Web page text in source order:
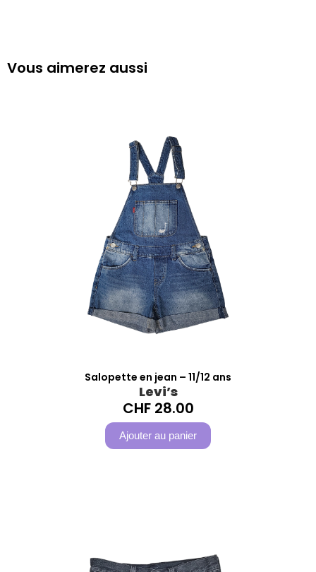
Vous aimerez aussi
Salopette en jean – 11/12 ans
Levi’s
CHF28.00
Ajouter au panier